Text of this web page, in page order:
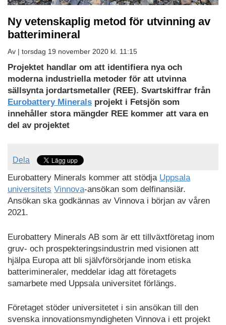
Ny vetenskaplig metod för utvinning av
batterimineral
Av | torsdag 19 november 2020 kl. 11:15
Projektet handlar om att identifiera nya och
moderna industriella metoder för att utvinna
sällsynta jordartsmetaller (REE). Svartskiffrar från
Eurobattery Minerals projekt i Fetsjön som
innehåller stora mängder REE kommer att vara en
del av projektet
Dela
Eurobattery Minerals kommer att stödja Uppsala
universitets Vinnova-ansökan som delfinansiär.
Ansökan ska godkännas av Vinnova i början av våren
2021.
Eurobattery Minerals AB som är ett tillväxtföretag inom
gruv- och prospekteringsindustrin med visionen att
hjälpa Europa att bli självförsörjande inom etiska
batterimineraler, meddelar idag att företagets
samarbete med Uppsala universitet förlängs.
Företaget stöder universitetet i sin ansökan till den
svenska innovationsmyndigheten Vinnova i ett projekt